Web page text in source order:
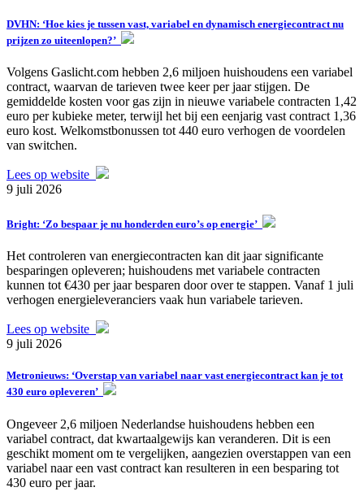
DVHN: ‘Hoe kies je tussen vast, variabel en dynamisch energiecontract nu
prijzen zo uiteenlopen?’
Volgens Gaslicht.com hebben 2,6 miljoen huishoudens een variabel
contract, waarvan de tarieven twee keer per jaar stijgen. De
gemiddelde kosten voor gas zijn in nieuwe variabele contracten 1,42
euro per kubieke meter, terwijl het bij een eenjarig vast contract 1,36
euro kost. Welkomstbonussen tot 440 euro verhogen de voordelen
van switchen.
Lees op website
9 juli 2026
Bright: ‘Zo bespaar je nu honderden euro’s op energie’
Het controleren van energiecontracten kan dit jaar significante
besparingen opleveren; huishoudens met variabele contracten
kunnen tot €430 per jaar besparen door over te stappen. Vanaf 1 juli
verhogen energieleveranciers vaak hun variabele tarieven.
Lees op website
9 juli 2026
Metronieuws: ‘Overstap van variabel naar vast energiecontract kan je tot
430 euro opleveren’
Ongeveer 2,6 miljoen Nederlandse huishoudens hebben een
variabel contract, dat kwartaalgewijs kan veranderen. Dit is een
geschikt moment om te vergelijken, aangezien overstappen van een
variabel naar een vast contract kan resulteren in een besparing tot
430 euro per jaar.